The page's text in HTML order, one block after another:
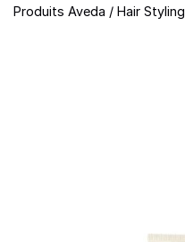
Produits Aveda / Hair Styling